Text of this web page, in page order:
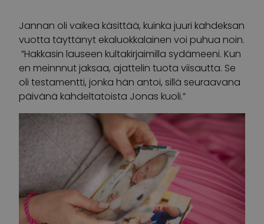
Jannan oli vaikea käsittää, kuinka juuri kahdeksan
vuotta täyttänyt ekaluokkalainen voi puhua noin.
”Hakkasin lauseen kultakirjaimilla sydämeeni. Kun
en meinnnut jaksaa, ajattelin tuota viisautta. Se
oli testamentti, jonka hän antoi, sillä seuraavana
päivänä kahdeltatoista Jonas kuoli.”